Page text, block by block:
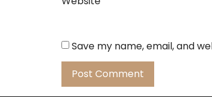
Save my name, email, and